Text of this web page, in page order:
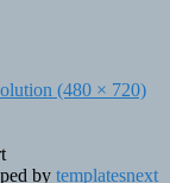
(480 × 720)
by templatesnext